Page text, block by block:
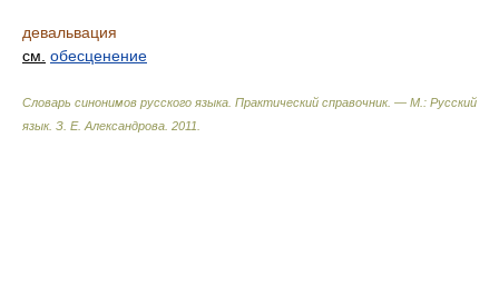
девальвация
см. обесценение
Словарь синонимов русского языка. Практический справочник. — М.: Русский
язык. З. Е. Александрова 2011